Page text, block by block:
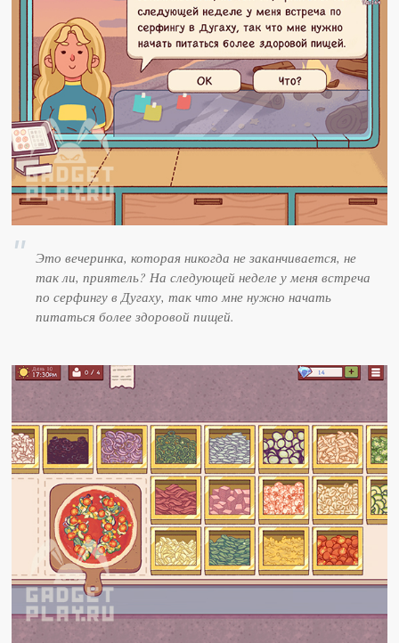
Это вечеринка, которая никогда не заканчивается, не
так ли, приятель? На следующей неделе у меня встреча
по серфингу в Дугаху, так что мне нужно начать
питаться более здоровой пищей.